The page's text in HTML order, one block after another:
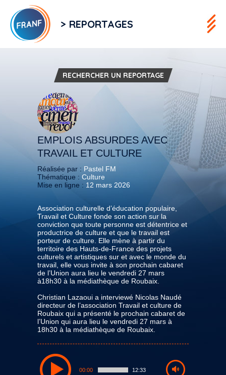
> REPORTAGES
RECHERCHER UN REPORTAGE
EMPLOIS ABSURDES AVEC
TRAVAIL ET CULTURE
Réalisée par : Pastel FM
Thématique : Culture
Mise en ligne : 12 mars 2026
Association culturelle d’éducation populaire,
Travail et Culture fonde son action sur la
conviction que toute personne est détentrice et
productrice de culture et que le travail est
porteur de culture. Elle mène à partir du
territoire des Hauts-de-France des projets
culturels et artistiques sur et avec le monde du
travail, elle vous invite à son prochain cabaret
de l’Union aura lieu le vendredi 27 mars
à18h30 à la médiathèque de Roubaix.
Christian Lazaoui a interviewé Nicolas Naudé
directeur de l’association Travail et culture de
Roubaix qui a présenté le prochain cabaret de
l’Union qui aura lieu le vendredi 27 mars à
18h30 à la médiathèque de Roubaix.
00:00 12:33